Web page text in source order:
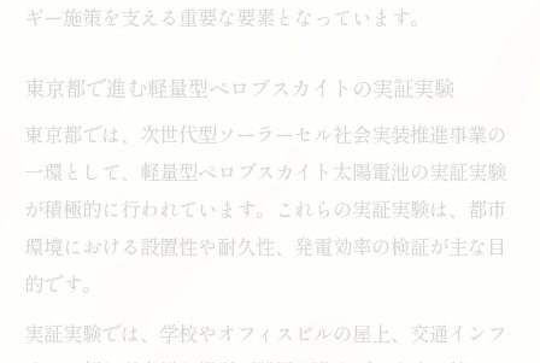
ギー施策を支える重要な要素となっています。
東京都で進む軽量型ペロブスカイトの実証実験
東京都では、次世代型ソーラーセル社会実装推進事業の
一環として、軽量型ペロブスカイト太陽電池の実証実験
が積極的に行われています。これらの実証実験は、都市
環境における設置性や耐久性、発電効率の検証が主な目
的です。
実証実験では、学校やオフィスビルの屋上、交通インフ